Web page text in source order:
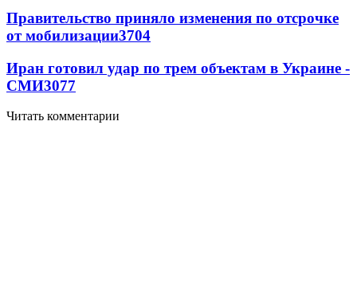
Правительство приняло изменения по отсрочке
от мобилизации3704
Иран готовил удар по трем объектам в Украине -
СМИ3077
Читать комментарии